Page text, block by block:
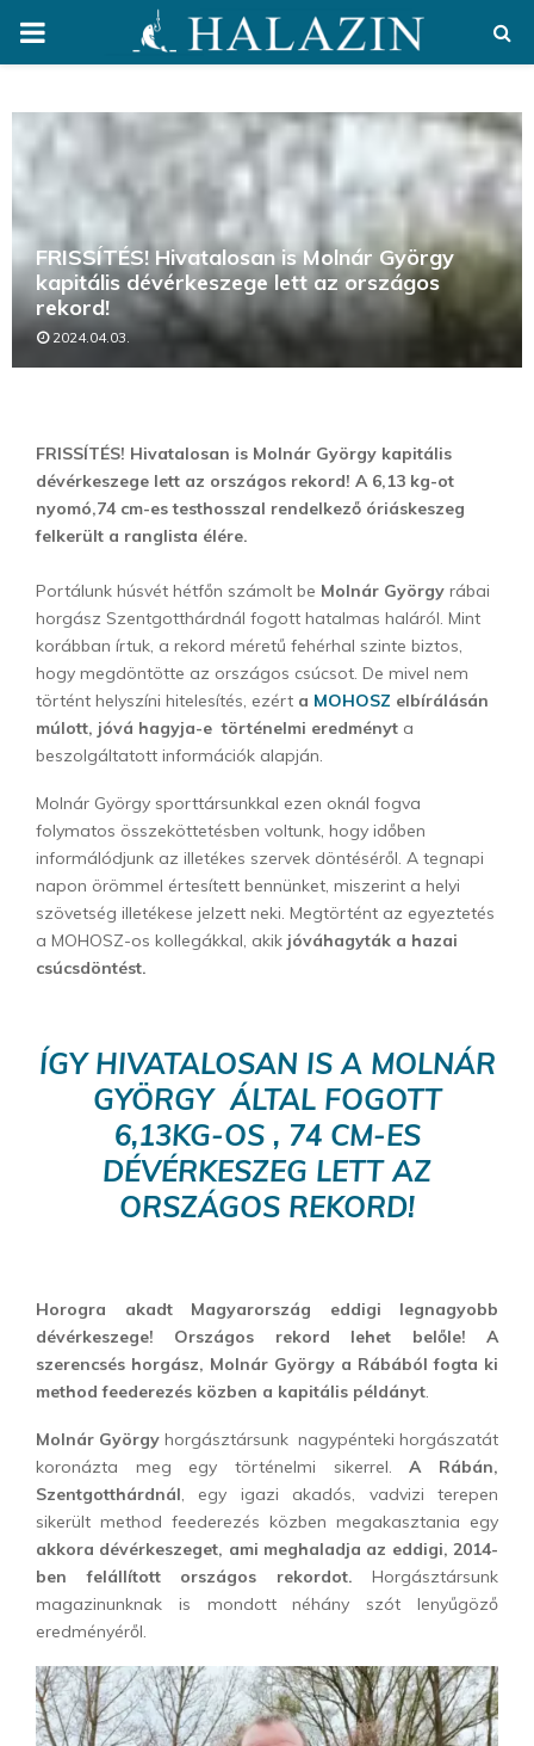
PRIMARY
FRISSÍTÉS! Hivatalosan is Molnár György
kapitális dévérkeszege lett az országos
rekord!
2024.04.03.
FRISSÍTÉS! Hivatalosan is Molnár György kapitális
dévérkeszege lett az országos rekord! A 6,13 kg-ot
nyomó,74 cm-es testhosszal rendelkező óriáskeszeg
felkerült a ranglista élére.
Portálunk húsvét hétfőn számolt be Molnár György rábai
horgász Szentgotthárdnál fogott hatalmas haláról. Mint
korábban írtuk, a rekord méretű fehérhal szinte biztos,
hogy megdöntötte az országos csúcsot. De mivel nem
történt helyszíni hitelesítés, ezért a MOHOSZ elbírálásán
múlott, jóvá hagyja-e történelmi eredményt a
beszolgáltatott információk alapján.
Molnár György sporttársunkkal ezen oknál fogva
folymatos összeköttetésben voltunk, hogy időben
informálódjunk az illetékes szervek döntéséről. A tegnapi
napon örömmel értesített bennünket, miszerint a helyi
szövetség illetékese jelzett neki. Megtörtént az egyeztetés
a MOHOSZ-os kollegákkal, akik jóváhagyták a hazai
csúcsdöntést.
ÍGY HIVATALOSAN IS A MOLNÁR
GYÖRGY ÁLTAL FOGOTT
6,13KG-OS , 74 CM-ES
DÉVÉRKESZEG LETT AZ
ORSZÁGOS REKORD!
Horogra akadt Magyarország eddigi legnagyobb
dévérkeszege! Országos rekord lehet belőle! A
szerencsés horgász, Molnár György a Rábából fogta ki
method feederezés közben a kapitális példányt.
Molnár György horgásztársunk nagypénteki horgászatát
koronázta meg egy történelmi sikerrel.A Rábán,
Szentgotthárdnál, egy igazi akadós, vadvizi terepen
sikerült method feederezés közben megakasztania egy
akkora dévérkeszeget, ami meghaladja az eddigi, 2014-
ben felállított országos rekordot. Horgásztársunk
magazinunknak is mondott néhány szót lenyűgöző
eredményéről.